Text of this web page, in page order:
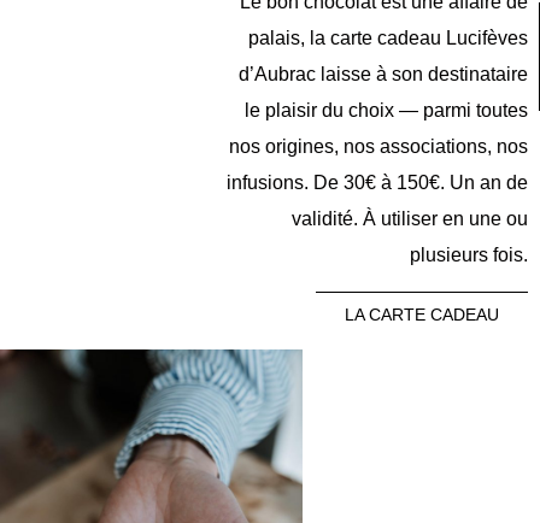
palais, la carte cadeau Lucifèves
d’Aubrac laisse à son destinataire
le plaisir du choix — parmi toutes
nos origines, nos associations, nos
infusions. De 30€ à 150€. Un an de
validité. À utiliser en une ou
plusieurs fois.
LA CARTE CADEAU